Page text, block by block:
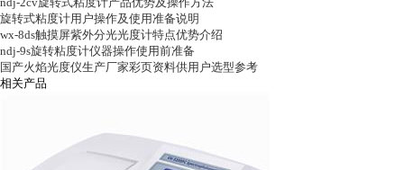
旋转式粘度计用户操作及使用准备说明
wx-8ds触摸屏紫外分光光度计特点优势介绍
ndj-9s旋转粘度计仪器操作使用前准备
国产火焰光度仪生产厂家彩页资料供用户选型参考
相关产品